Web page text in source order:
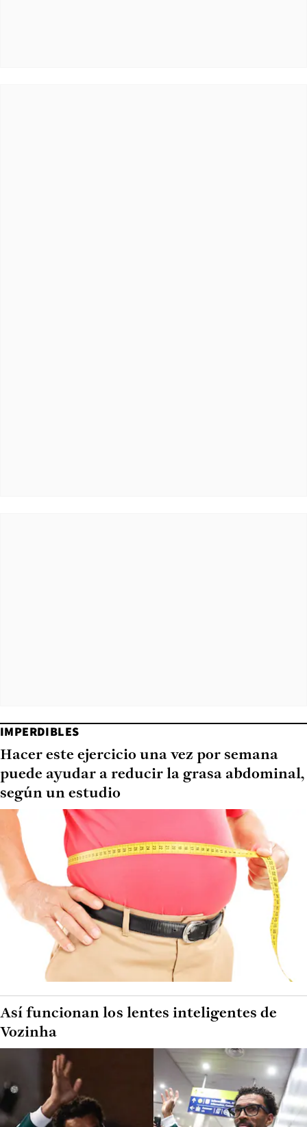
IMPERDIBLES
Hacer este ejercicio una vez por semana
puede ayudar a reducir la grasa abdominal,
según un estudio
Así funcionan los lentes inteligentes de
Vozinha